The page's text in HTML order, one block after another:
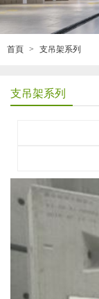
首頁 支吊架系列
支吊架系列